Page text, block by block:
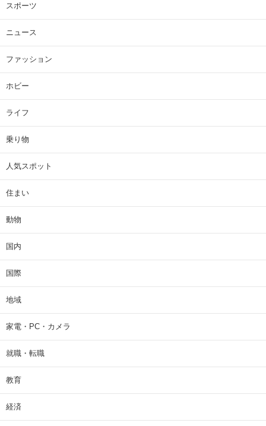
スポーツ
ニュース
ファッション
ホビー
ライフ
乗り物
人気スポット
住まい
動物
国内
国際
地域
家電・PC・カメラ
就職・転職
教育
経済